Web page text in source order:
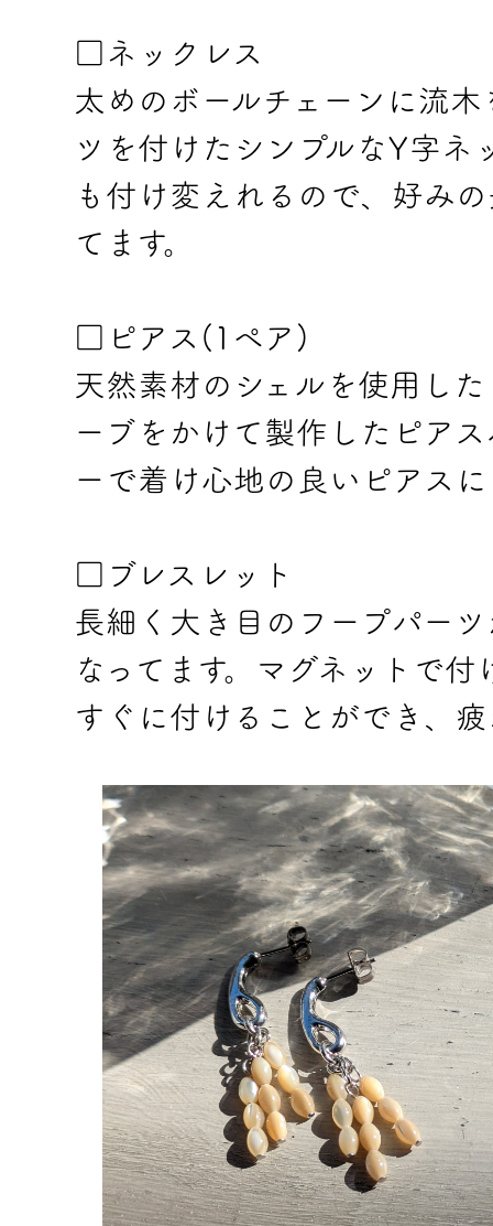
□ネックレス
太めのボールチェーンに流
ツを付けたシンプルなY字ネ
も付け変えれるので、好み
てます。
□ピアス(1ペア)
天然素材のシェルを使用し
ーブをかけて製作したピア
ーで着け心地の良いピアスに
□ブレスレット
長細く大き目のフープパー
なってます。マグネットで
すぐに付けることができ、